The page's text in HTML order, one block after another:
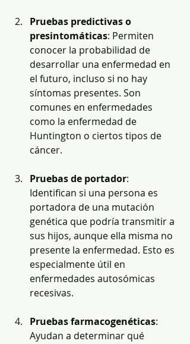
Pruebas predictivas o
presintomáticas: Permiten
conocer la probabilidad de
desarrollar una enfermedad en
el futuro, incluso si no hay
síntomas presentes. Son
comunes en enfermedades
como la enfermedad de
Huntington o ciertos tipos de
cáncer.
Pruebas de portador:
Identifican si una persona es
portadora de una mutación
genética que podría transmitir a
sus hijos, aunque ella misma no
presente la enfermedad. Esto es
especialmente útil en
enfermedades autosómicas
recesivas.
Pruebas farmacogenéticas:
Ayudan a determinar qué